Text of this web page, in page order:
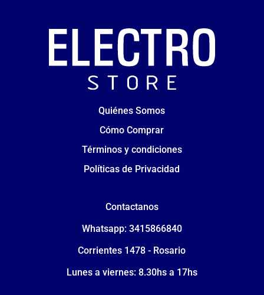
Quiénes Somos
Cómo Comprar
Términos y condiciones
Políticas de Privacidad
Contactanos
Whatsapp: 3415866840
Corrientes 1478 - Rosario
Lunes a viernes: 8.30hs a 17hs